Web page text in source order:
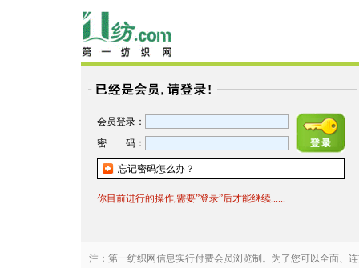
会员登录：
密 码：
忘记密码怎么办？
你目前进行的操作,需要”登录”后才能继续......
注：第一纺织网信息实行付费会员浏览制。为了您可以全面、